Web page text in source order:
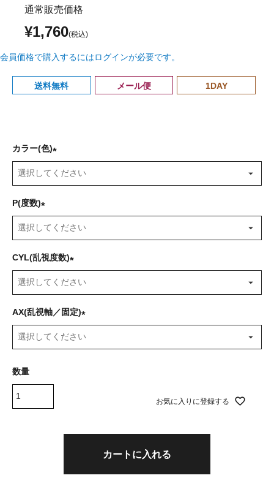
通常販売価格
¥1,760
会員価格で購入するにはログインが必要です。
送料無料 メール便 1DAY
カラー(色)
必
)
P(度数)
必
須
)
CYL(乱視度数)
(
必
須
)
AX(乱視軸／固定)
必
お気に入りに登録する
カートに入れる